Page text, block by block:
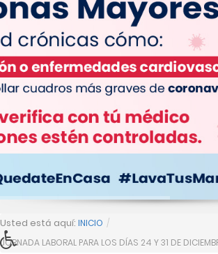
Usted está aquí: INICIO /
JORNADA LABORAL PARA LOS DÍAS 24 Y 31 DE